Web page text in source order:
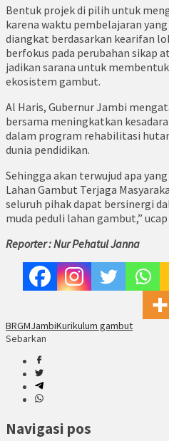
Bentuk projek di pilih untuk
karena waktu pembelajaran
diangkat berdasarkan kearifan
berfokus pada perubahan sikap
jadikan sarana untuk
ekosistem gambut.
Al Haris, Gubernur Jambi
bersama meningkatkan
dalam program rehabilitasi
dunia pendidikan.
Sehingga akan terwujud apa
Lahan Gambut Terjaga
seluruh pihak dapat bersinergi
muda peduli lahan gambut,”
Reporter : Nur Pehatul Janna
BRGMJambiKurikulum gambut
Sebarkan
Navigasi pos